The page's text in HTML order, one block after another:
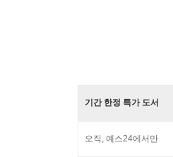
기간 한정 특가 도서
오직, 예스24에서만